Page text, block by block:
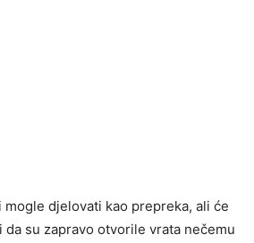
mogle djelovati kao prepreka, ali će
da su zapravo otvorile vrata nečemu